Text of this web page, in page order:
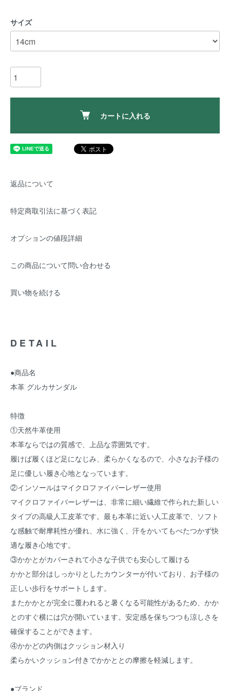
サイズ
カートに入れる
返品について
特定商取引法に基づく表記
オプションの値段詳細
この商品について問い合わせる
買い物を続ける
DETAIL
●商品名
本革 グルカサンダル
特徴
①天然牛革使用
本革ならではの質感で、上品な雰囲気です。
履けば履くほど足になじみ、柔らかくなるので、小さなお子様の
足に優しい履き心地となっています。
②インソールはマイクロファイバーレザー使用
マイクロファイバーレザーは、非常に細い繊維で作られた新しい
タイプの高級人工皮革です。最も本革に近い人工皮革で、ソフト
な感触で耐摩耗性が優れ、水に強く、汗をかいてもべたつかず快
適な履き心地です。
③かかとがカバーされて小さな子供でも安心して履ける
かかと部分はしっかりとしたカウンターが付いており、お子様の
正しい歩行をサポートします。
またかかとが完全に覆われると暑くなる可能性があるため、かか
とのすぐ横には穴が開いています。安定感を保ちつつも涼しさを
確保することができます。
④かかどの内側はクッション材入り
柔らかいクッション付きでかかととの摩擦を軽減します。
●ブランド